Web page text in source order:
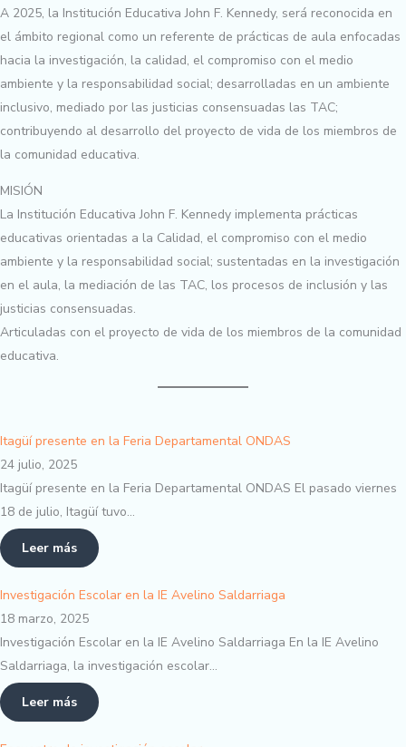
A 2025, la Institución Educativa John F. Kennedy, será reconocida en
el ámbito regional como un referente de prácticas de aula enfocadas
hacia la investigación, la calidad, el compromiso con el medio
ambiente y la responsabilidad social; desarrolladas en un ambiente
inclusivo, mediado por las justicias consensuadas las TAC;
contribuyendo al desarrollo del proyecto de vida de los miembros de
la comunidad educativa.
MISIÓN
La Institución Educativa John F. Kennedy implementa prácticas
educativas orientadas a la Calidad, el compromiso con el medio
ambiente y la responsabilidad social; sustentadas en la investigación
en el aula, la mediación de las TAC, los procesos de inclusión y las
justicias consensuadas.
Articuladas con el proyecto de vida de los miembros de la comunidad
educativa.
Itagüí presente en la Feria Departamental ONDAS
24 julio, 2025
Itagüí presente en la Feria Departamental ONDAS El pasado viernes
18 de julio, Itagüí tuvo…
Leer más
Investigación Escolar en la IE Avelino Saldarriaga
18 marzo, 2025
Investigación Escolar en la IE Avelino Saldarriaga En la IE Avelino
Saldarriaga, la investigación escolar…
Leer más